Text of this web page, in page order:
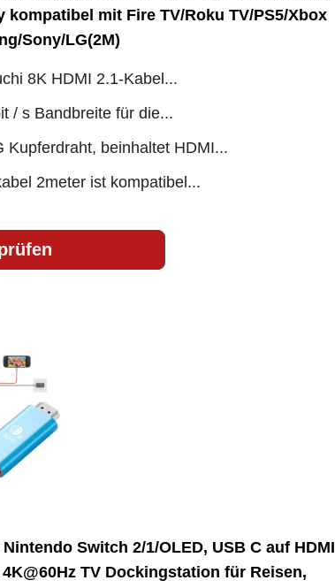
kompatibel mit Fire TV/Roku TV/PS5/Xbox
Sony/LG(2M)
8K HDMI 2.1-Kabel...
/ s Bandbreite für die...
Kupferdraht, beinhaltet HDMI...
2meter ist kompatibel...
Switch 2/1/OLED, USB C auf HDMI
TV Dockingstation für Reisen,